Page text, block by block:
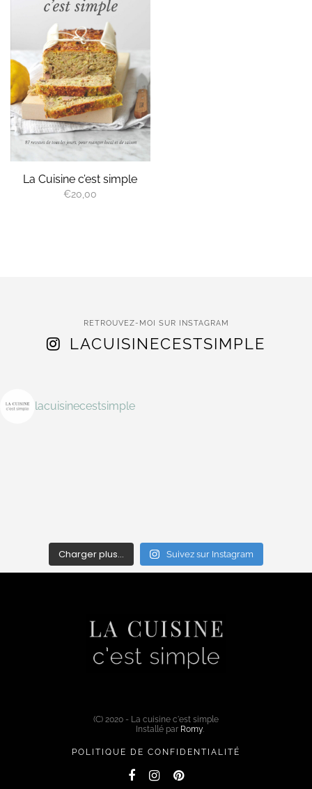
La Cuisine c’est simple
€20,00
RETROUVEZ-MOI SUR INSTAGRAM
LACUISINECESTSIMPLE
lacuisinecestsimple
Charger plus… Suivez sur Instagram
(C) 2020 - La cuisine c'est simple
Installé par Romy.
POLITIQUE DE CONFIDENTIALITÉ